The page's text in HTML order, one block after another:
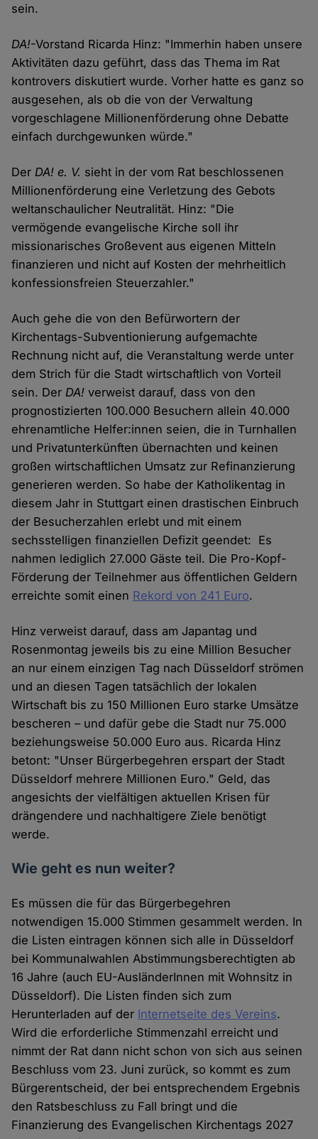
sein.
DA!-Vorstand Ricarda Hinz: "Immerhin haben unsere
Aktivitäten dazu geführt, dass das Thema im Rat
kontrovers diskutiert wurde. Vorher hatte es ganz so
ausgesehen, als ob die von der Verwaltung
vorgeschlagene Millionenförderung ohne Debatte
einfach durchgewunken würde."
DerDA! e. V. sieht in der vom Rat beschlossenen
Millionenförderung eine Verletzung des Gebots
weltanschaulicher Neutralität. Hinz: "Die
vermögende evangelische Kirche soll ihr
missionarisches Großevent aus eigenen Mitteln
finanzieren und nicht auf Kosten der mehrheitlich
konfessionsfreien Steuerzahler."
Auch gehe die von den Befürwortern der
Kirchentags-Subventionierung aufgemachte
Rechnung nicht auf, die Veranstaltung werde unter
dem Strich für die Stadt wirtschaftlich von Vorteil
sein. DerDA! verweist darauf, dass von den
prognostizierten 100.000 Besuchern allein 40.000
ehrenamtliche Helfer:innen seien, die in Turnhallen
und Privatunterkünften übernachten und keinen
großen wirtschaftlichen Umsatz zur Refinanzierung
generieren werden. So habe der Katholikentag in
diesem Jahr in Stuttgart einen drastischen Einbruch
der Besucherzahlen erlebt und mit einem
sechsstelligen finanziellen Defizit geendet: Es
nahmen lediglich 27.000 Gäste teil. Die Pro-Kopf-
Förderung der Teilnehmer aus öffentlichen Geldern
erreichte somit einen Rekord von 241 Euro.
Hinz verweist darauf, dass am Japantag und
Rosenmontag jeweils bis zu eine Million Besucher
an nur einem einzigen Tag nach Düsseldorf strömen
und an diesen Tagen tatsächlich der lokalen
Wirtschaft bis zu 150 Millionen Euro starke Umsätze
bescheren – und dafür gebe die Stadt nur 75.000
beziehungsweise 50.000 Euro aus. Ricarda Hinz
betont: "Unser Bürgerbegehren erspart der Stadt
Düsseldorf mehrere Millionen Euro." Geld, das
angesichts der vielfältigen aktuellen Krisen für
drängendere und nachhaltigere Ziele benötigt
werde.
Wie geht es nun weiter?
Es müssen die für das Bürgerbegehren
notwendigen 15.000 Stimmen gesammelt werden. In
die Listen eintragen können sich alle in Düsseldorf
bei Kommunalwahlen Abstimmungsberechtigten ab
16 Jahre (auch EU-AusländerInnen mit Wohnsitz in
Düsseldorf). Die Listen finden sich zum
Herunterladen auf der Internetseite des Vereins.
Wird die erforderliche Stimmenzahl erreicht und
nimmt der Rat dann nicht schon von sich aus seinen
Beschluss vom 23. Juni zurück, so kommt es zum
Bürgerentscheid, der bei entsprechendem Ergebnis
den Ratsbeschluss zu Fall bringt und die
Finanzierung des Evangelischen Kirchentags 2027